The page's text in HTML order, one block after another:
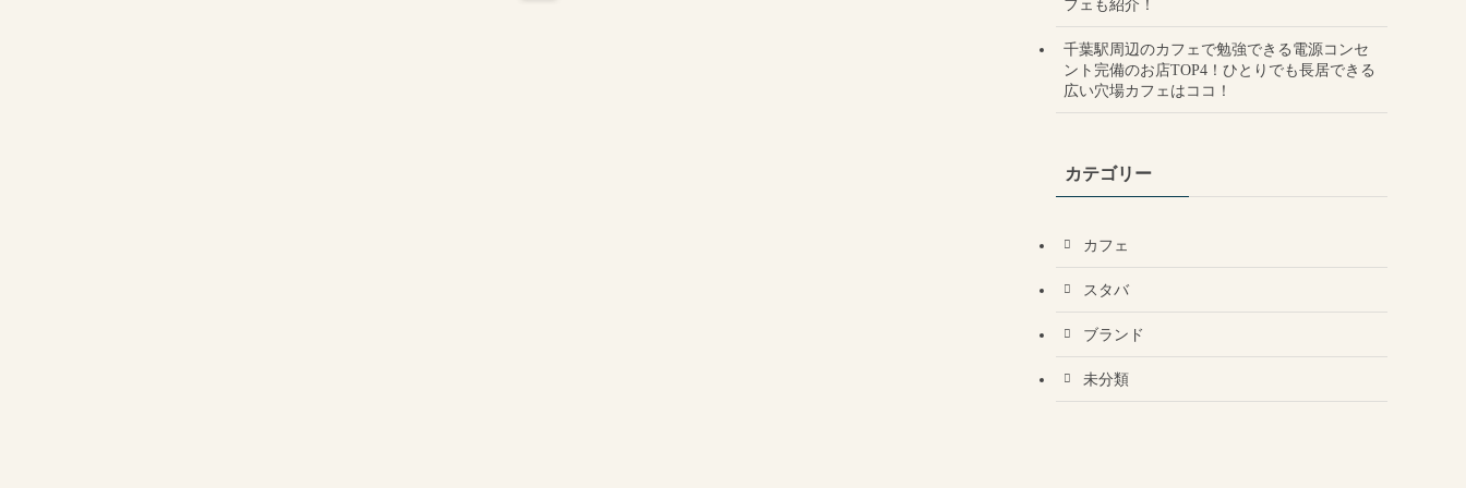
フェも紹介！
千葉駅周辺のカフェで勉強できる電源コンセ
ント完備のお店TOP4！ひとりでも長居できる
広い穴場カフェはココ！
カテゴリー
カフェ
スタバ
ブランド
未分類